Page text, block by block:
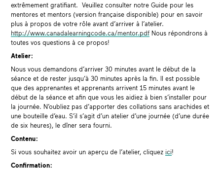
extrêmement gratifiant. Veuillez consulter notre Guide pour les
mentores et mentors (version française disponible) pour en savoir
plus à propos de votre rôle avant d’arriver à l’atelier.
http://www.canadalearningcode.ca/mentor.pdf Nous répondrons à
toutes vos questions à ce propos!
Atelier :
Nous vous demandons d’arriver 30 minutes avant le début de la
séance et de rester jusqu’à 30 minutes après la fin. Il est possible
que des apprenantes et apprenants arrivent 15 minutes avant le
début de la séance et afin que vous les aidiez à bien s’installer pour
la journée. N’oubliez pas d’apporter des collations sans arachides et
une bouteille d’eau. S’il s’agit d’un atelier d’une journée (d’une durée
de six heures), le dîner sera fourni.
Contenu :
Si vous souhaitez avoir un aperçu de l’atelier,cliquezici!
Confirmation :